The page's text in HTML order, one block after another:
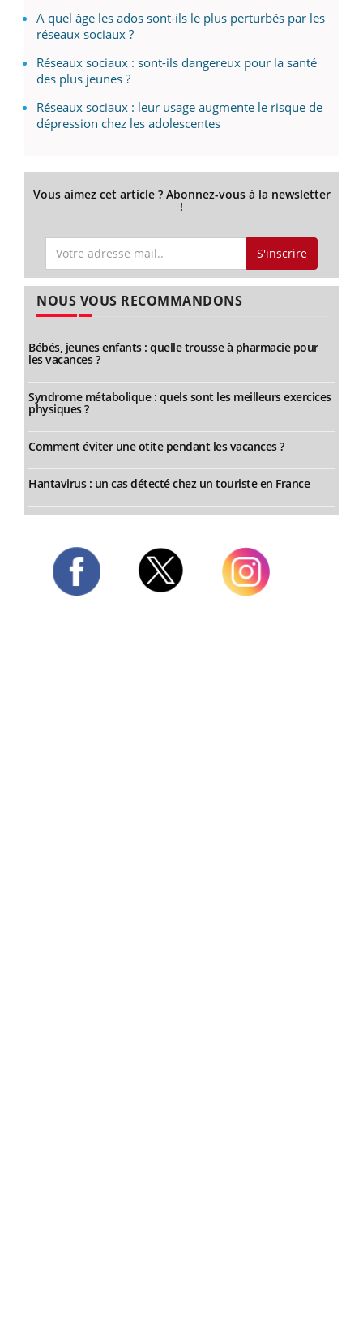
A quel âge les ados sont-ils le plus perturbés par les
réseaux sociaux ?
Réseaux sociaux : sont-ils dangereux pour la santé
des plus jeunes ?
Réseaux sociaux : leur usage augmente le risque de
dépression chez les adolescentes
Vous aimez cet article ? Abonnez-vous à la newsletter
!
S'inscrire
NOUS VOUS RECOMMANDONS
Bébés, jeunes enfants : quelle trousse à pharmacie pour
les vacances ?
Syndrome métabolique : quels sont les meilleurs exercices
physiques ?
Comment éviter une otite pendant les vacances ?
Hantavirus : un cas détecté chez un touriste en France